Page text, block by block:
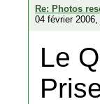
Re: Photos
04 février 2006,
Le